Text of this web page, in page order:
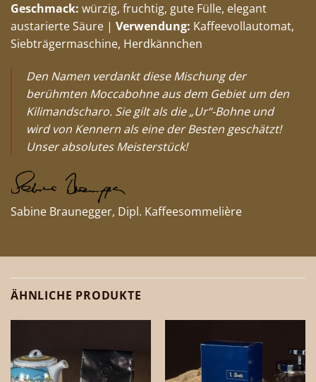
Geschmack: würzig, fruchtig, gute Fülle, elegant
austarierte Säure | Verwendung: Kaffeevollautomat,
Siebträgermaschine, Herdkännchen
Den Namen verdankt diese Mischung der
berühmten Moccabohne aus dem Gebiet um den
Kilimandscharo. Sie gilt als die „Ur“-Bohne und
wird von Kennern als eine der Besten geschätzt!
Unser absolutes Meisterstück!
Sabine Braunegger, Dipl. Kaffeesommelière
ÄHNLICHE PRODUKTE